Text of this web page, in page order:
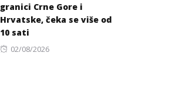
granici Crne Gore i
Hrvatske, čeka se više od
10 sati
Posted
02/08/2026